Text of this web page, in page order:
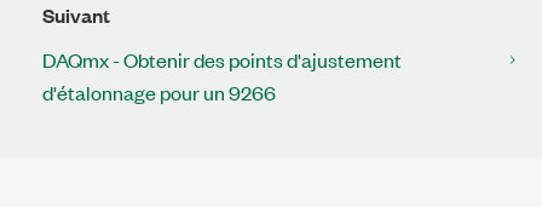
Suivant
DAQmx - Obtenir des points d'ajustement
d'étalonnage pour un 9266